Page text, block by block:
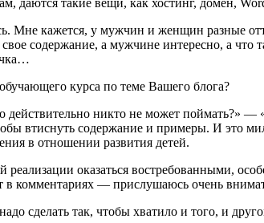
Мне кажется, у мужчин и женщин разные
содержание, а мужчине интересно, а что
курса по теме Вашего блога?
никто не может поймать?»
втиснуть содержание и примеры. И
в отношении развития детей.
оказаться востребованными,
в комментариях — прислушаюсь очень
сделать так, чтобы хватило и того, и